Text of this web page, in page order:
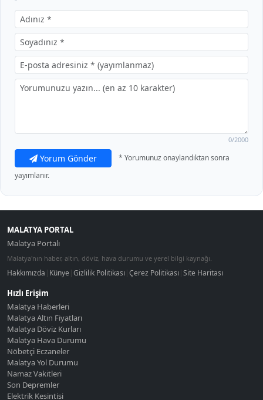
0/2000
Yorum Gönder
* Yorumunuz onaylandıktan sonra
yayımlanır.
MALATYA PORTAL
Malatya Portalı
Malatya'nın haber, altın, döviz, hava durumu ve yerel bilgi kaynağı.
Hakkımızda | Künye |Gizlilik Politikası |Çerez Politikası |Site Haritası
Hızlı Erişim
Malatya Haberleri
Malatya Altın Fiyatları
Malatya Döviz Kurları
Malatya Hava Durumu
Nöbetçi Eczaneler
Malatya Yol Durumu
Namaz Vakitleri
Son Depremler
Elektrik Kesintisi